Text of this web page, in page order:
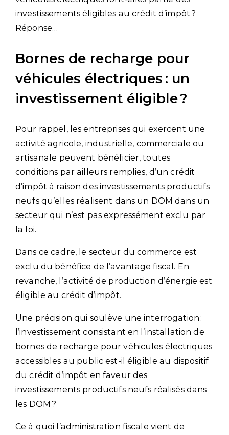
investissements éligibles au crédit d’impôt ?
Réponse…
Bornes de recharge pour
véhicules électriques : un
investissement éligible ?
Pour rappel, les entreprises qui exercent une
activité agricole, industrielle, commerciale ou
artisanale peuvent bénéficier, toutes
conditions par ailleurs remplies, d’un crédit
d’impôt à raison des investissements productifs
neufs qu’elles réalisent dans un DOM dans un
secteur qui n’est pas expressément exclu par
la loi.
Dans ce cadre, le secteur du commerce est
exclu du bénéfice de l’avantage fiscal. En
revanche, l’activité de production d’énergie est
éligible au crédit d’impôt.
Une précision qui soulève une interrogation :
l’investissement consistant en l’installation de
bornes de recharge pour véhicules électriques
accessibles au public est-il éligible au dispositif
du crédit d’impôt en faveur des
investissements productifs neufs réalisés dans
les DOM ?
Ce à quoi l’administration fiscale vient de